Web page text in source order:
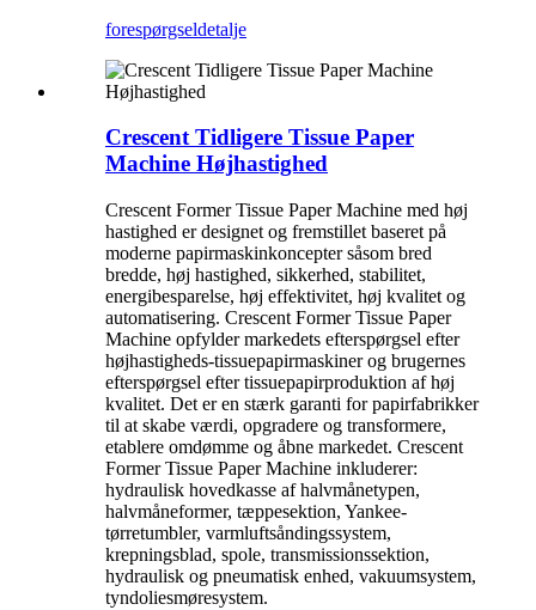
forespørgseldetalje
Crescent Tidligere Tissue Paper
Machine Højhastighed
Crescent Former Tissue Paper Machine med høj
hastighed er designet og fremstillet baseret på
moderne papirmaskinkoncepter såsom bred
bredde, høj hastighed, sikkerhed, stabilitet,
energibesparelse, høj effektivitet, høj kvalitet og
automatisering. Crescent Former Tissue Paper
Machine opfylder markedets efterspørgsel efter
højhastigheds-tissuepapirmaskiner og brugernes
efterspørgsel efter tissuepapirproduktion af høj
kvalitet. Det er en stærk garanti for papirfabrikker
til at skabe værdi, opgradere og transformere,
etablere omdømme og åbne markedet. Crescent
Former Tissue Paper Machine inkluderer:
hydraulisk hovedkasse af halvmånetypen,
halvmåneformer, tæppesektion, Yankee-
tørretumbler, varmluftsåndingssystem,
krepningsblad, spole, transmissionssektion,
hydraulisk og pneumatisk enhed, vakuumsystem,
tyndoliesmøresystem.